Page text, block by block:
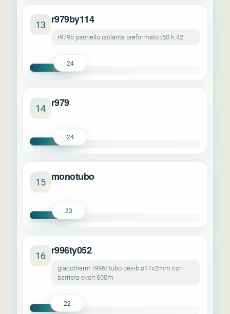
13 r979by114
r979b pannello isolante preformato t50 h.42
24
14 r979
24
15 monotubo
23
16 r996ty052
giacotherm r996t tubo pex-b ø17x2mm con
barriera evoh 600m
22